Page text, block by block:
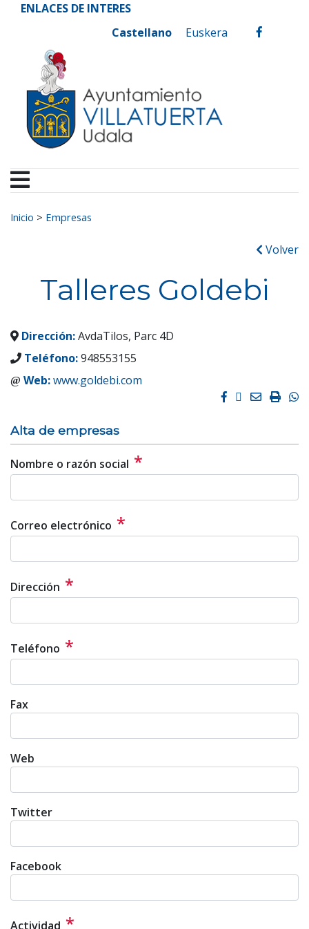
Ir al contenido
Ayuntamiento de
ENLACES DE INTERES
Castellano
Euskera facebook
Buscar:
Inicio > Empresas
Volver
Talleres Goldebi
Dirección:AvdaTilos, Parc 4D
Teléfono:948553155
Web:www.goldebi.com
Facebook
Twitter
Email
Alta de empresas
Nombre o razón social *
Correo electrónico *
Dirección *
Teléfono *
Fax
Web
Twitter
Facebook
Actividad *